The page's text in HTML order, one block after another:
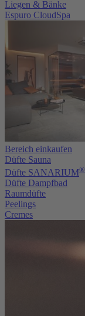
Liegen & Bänke
Espuro CloudSpa
Bereich einkaufen
Düfte Sauna
Düfte SANARIUM®
Düfte Dampfbad
Raumdüfte
Peelings
Cremes